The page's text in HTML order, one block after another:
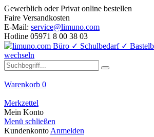
Gewerblich oder Privat online bestellen
Faire Versandkosten
E-Mail: service@limuno.com
Hotline 05971 8 00 38 03
Warenkorb 0
Merkzettel
Mein Konto
Menü schließen
Kundenkonto Anmelden